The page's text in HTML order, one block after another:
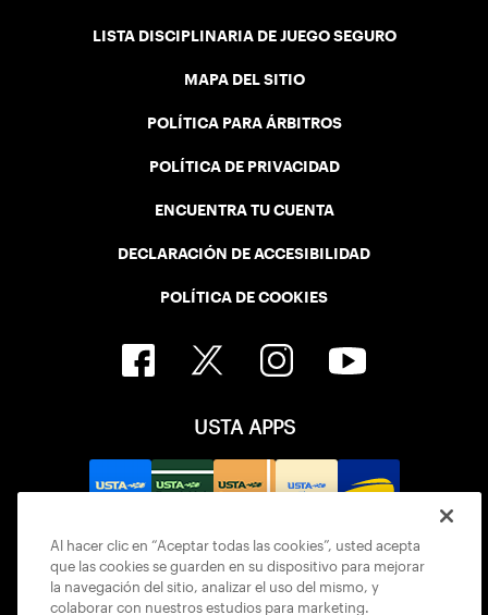
LISTA DISCIPLINARIA DE JUEGO SEGURO
MAPA DEL SITIO
POLÍTICA PARA ÁRBITROS
POLÍTICA DE PRIVACIDAD
ENCUENTRA TU CUENTA
DECLARACIÓN DE ACCESIBILIDAD
POLÍTICA DE COOKIES
USTA APPS
Al hacer clic en “Aceptar todas las cookies”, usted acepta
que las cookies se guarden en su dispositivo para mejorar
la navegación del sitio, analizar el uso del mismo, y
colaborar con nuestros estudios para marketing.